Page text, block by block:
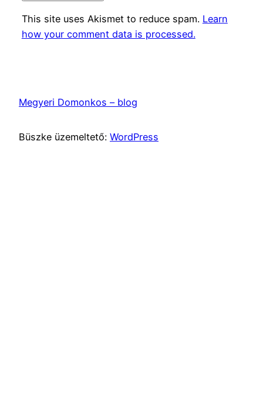
This site uses Akismet to reduce spam. Learn
how your comment data is processed.
Megyeri Domonkos – blog
Büszke üzemeltető: WordPress